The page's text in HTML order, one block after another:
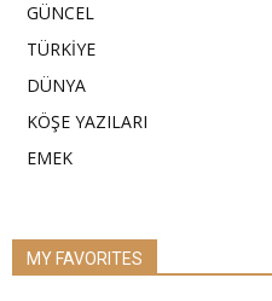
GÜNCEL
TÜRKİYE
DÜNYA
KÖŞE YAZILARI
EMEK
MY FAVORITES